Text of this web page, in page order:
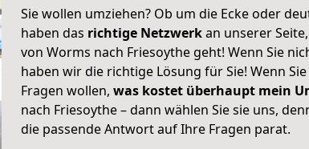
Sie wollen umziehen? Ob um die Ecke oder
haben das richtige Netzwerkan unserer
von Worms nach Friesoythe geht! Wenn Sie
haben wir die richtige Lösung für Sie! Wenn
Fragen wollen, was kostet überhaupt mein
nach Friesoythe – dann wählen Sie sie uns,
die passende Antwort auf Ihre Fragen parat.